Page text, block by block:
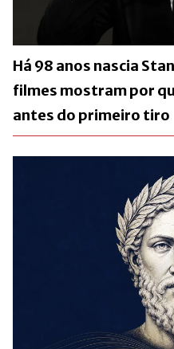
Há 98 anos nascia
filmes mostram por
antes do primeiro tiro